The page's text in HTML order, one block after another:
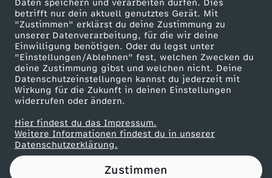
Daten speichern und verarbeiten dürfen. Dies
betrifft nur dein aktuell genutztes Gerät. Mit
"Zustimmen" erklärst du deine Zustimmung zu
unserer Datenverarbeitung, für die wir deine
Einwilligung benötigen. Oder du legst unter
"Einstellungen/Ablehnen" fest, welchen Zwecken du
deine Zustimmung gibst und welchen nicht. Deine
Datenschutzeinstellungen kannst du jederzeit mit
Wirkung für die Zukunft in deinen Einstellungen
widerrufen oder ändern.
Hier findest du das Impressum.
Weitere Informationen findest du in unserer
Datenschutzerklärung.
Zustimmen
e
r
e
c
h
t
Werbefernsehen
Mainzelmännchen
Partner